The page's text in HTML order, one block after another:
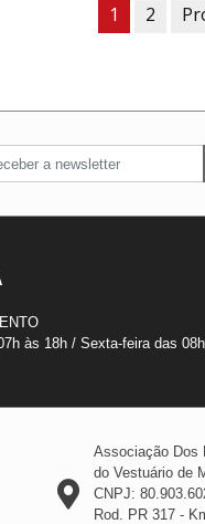
1 2
às 18h / Sexta-feira das
Associação Dos
do Vestuário de
CNPJ:
Rod. PR 317 -